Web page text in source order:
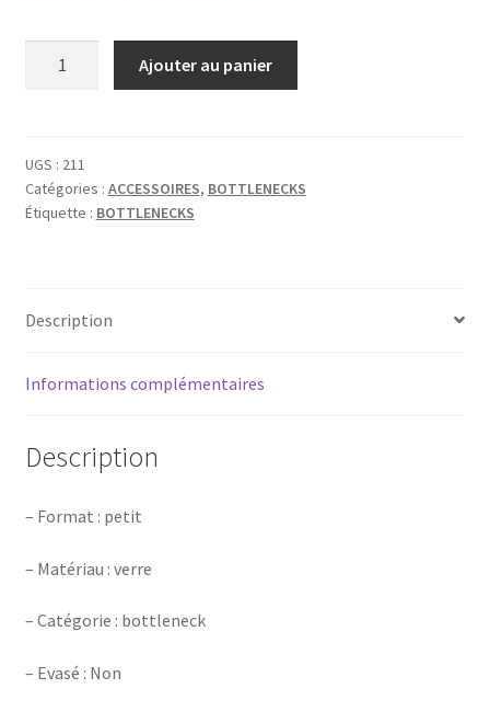
SMALL
17X25X69MM
Ajouter au panier
UGS : 211
Catégories : ACCESSOIRES, BOTTLENECKS
Étiquette : BOTTLENECKS
Description
Informations complémentaires
Description
– Format : petit
– Matériau : verre
– Catégorie : bottleneck
– Evasé : Non